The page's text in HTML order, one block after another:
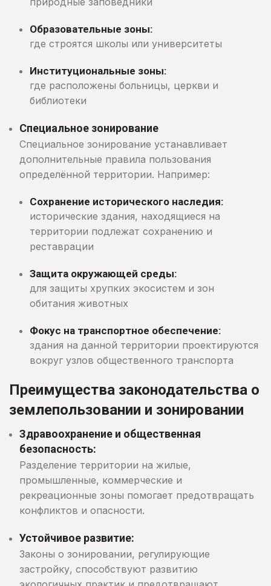
Образовательные зоны:
где строятся школы или университеты
Институциональные зоны:
где расположены больницы, церкви и
библиотеки
Специальное зонирование
Специальное зонирование устанавливает
дополнительные правила пользования
определённой территории. Например:
Сохранение исторического наследия:
исторические здания, находящиеся на
территории подлежат сохранению и
реставрации
Защита окружающей среды:
для защиты хрупких экосистем и зон
обитания животных
Фокус на транспортное обеспечение:
здания на данной территории проектируются
вокруг узлов общественного транспорта
Преимущества законодательства о
землепользовании и зонировании
Здравоохранение и общественная
безопасность:
Разделение территории на жилые,
промышленные, коммерческие и
рекреационные зоны помогает предотвращать
конфликтов и опасности.
Устойчивое развитие:
Законы о зонировании, регулирующие
застройку, способствуют развитию